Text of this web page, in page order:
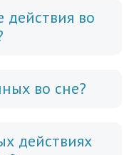
действия во
во сне?
действиях